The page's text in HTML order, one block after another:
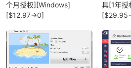
个月授权][Windows]
[$12.97→0]
具[1年